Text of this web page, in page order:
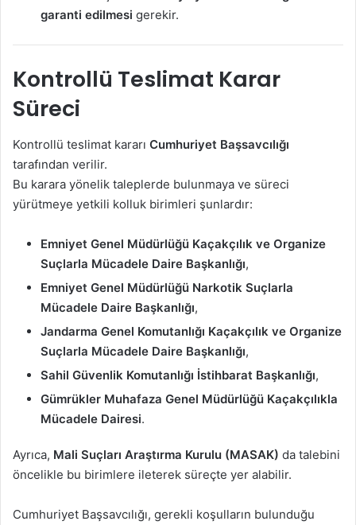
garanti edilmesi gerekir.
Kontrollü Teslimat Karar
Süreci
Kontrollü teslimat kararı Cumhuriyet Başsavcılığı
tarafından verilir.
Bu karara yönelik taleplerde bulunmaya ve süreci
yürütmeye yetkili kolluk birimleri şunlardır:
Emniyet Genel Müdürlüğü Kaçakçılık ve Organize
Suçlarla Mücadele Daire Başkanlığı,
Emniyet Genel Müdürlüğü Narkotik Suçlarla
Mücadele Daire Başkanlığı,
Jandarma Genel Komutanlığı Kaçakçılık ve Organize
Suçlarla Mücadele Daire Başkanlığı,
Sahil Güvenlik Komutanlığı İstihbarat Başkanlığı,
Gümrükler Muhafaza Genel Müdürlüğü Kaçakçılıkla
Mücadele Dairesi.
Ayrıca, Mali Suçları Araştırma Kurulu (MASAK) da talebini
öncelikle bu birimlere ileterek süreçte yer alabilir.
Cumhuriyet Başsavcılığı, gerekli koşulların bulunduğu